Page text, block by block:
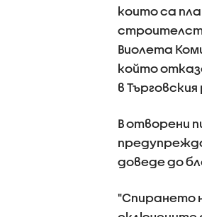
които са
Виолета
който
в
В отворени
доведе до
"Спирането